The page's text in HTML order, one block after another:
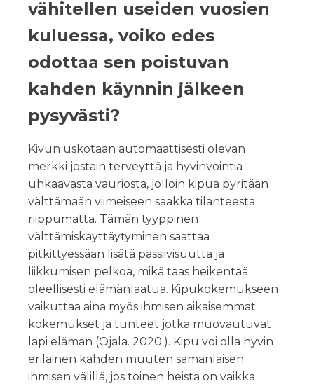
vähitellen useiden vuosien
kuluessa, voiko edes
odottaa sen poistuvan
kahden käynnin jälkeen
pysyvästi?
Kivun uskotaan automaattisesti olevan
merkki jostain terveyttä ja hyvinvointia
uhkaavasta vauriosta, jolloin kipua pyritään
välttämään viimeiseen saakka tilanteesta
riippumatta. Tämän tyyppinen
välttämiskäyttäytyminen saattaa
pitkittyessään lisätä passiivisuutta ja
liikkumisen pelkoa, mikä taas heikentää
oleellisesti elämänlaatua. Kipukokemukseen
vaikuttaa aina myös ihmisen aikaisemmat
kokemukset ja tunteet jotka muovautuvat
läpi elämän (Ojala. 2020.). Kipu voi olla hyvin
erilainen kahden muuten samanlaisen
ihmisen välillä, jos toinen heistä on vaikka